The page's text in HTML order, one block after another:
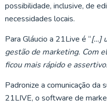
possibilidade, inclusive, de
necessidades locais.
Para Gláucio a 21Live é “[…]
gestão de marketing. Com
ficou mais rápido e
Padronize a comunicação da
21LIVE, o software de